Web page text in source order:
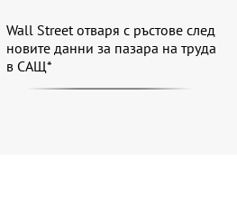
Wall Street отваря с ръстове след
новите данни за пазара на труда
в САЩ*